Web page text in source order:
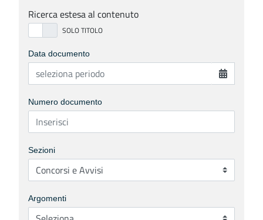
Ricerca estesa al contenuto
Data documento
Numero documento
Sezioni
Argomenti